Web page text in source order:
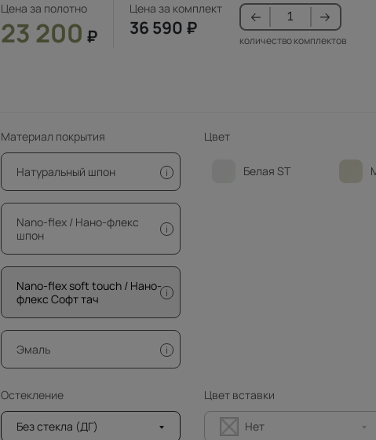
Цена за полотно
23 200 ₽
Цена за комплект
36 590 ₽
количество комплектов
Материал покрытия
Натуральный шпон i
Nano-flex / Нано-флекс
шпон
i
Nano-flex soft touch / Нано-
флекс Софт тач
i
Эмаль i
Цвет
Белая ST
Остекление
Без стекла (ДГ)
Цвет вставки
Нет